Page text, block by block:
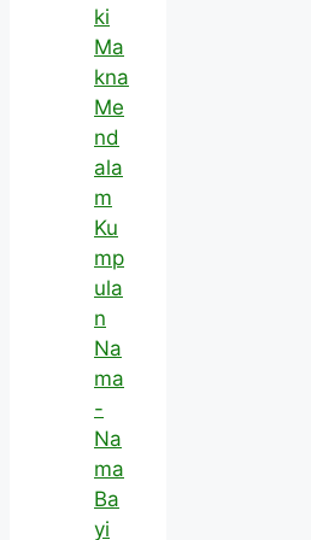
ki
Ma
kna
Me
nd
ala
m
Ku
mp
ula
n
Na
ma
-
Na
ma
Ba
yi